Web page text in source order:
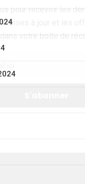
pour recevoir les
mises à jour et les
votre boîte de